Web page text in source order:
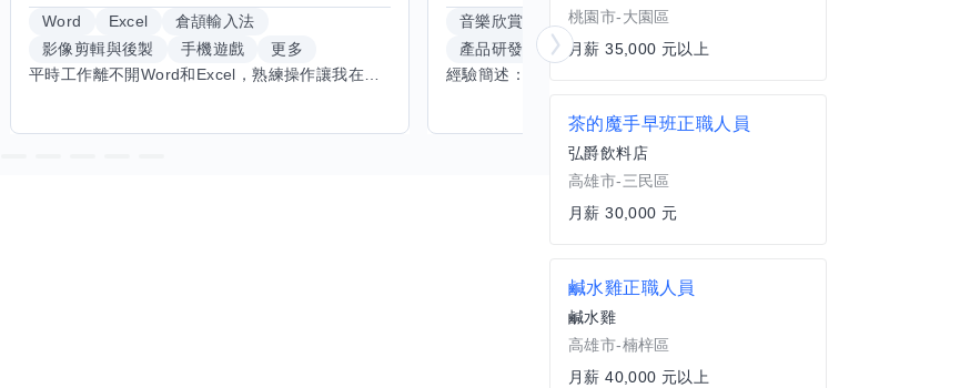
Word Excel
倉頡輸入法
影像剪輯與後製
手機遊戲
更多
平時工作離不開Word和Excel，熟練操作讓我在文件整理和數據處理上都得心應手，還能用倉頡輸入法快速打字。近期想挑戰英文學習，希望能透過交換技能一起進步！如果你英文流利，需要中文或電腦技巧輔助，歡迎找我搭檔，咱們一起歡樂學習，互相激勵，成為彼此的學習小夥伴！
音樂欣賞 顧問服務
遊戲設計
產品研發
跨部門協作
更多
桃園市-大園區
月薪 35,000 元以上
茶的魔手早班正職人員
弘爵飲料店
高雄市-三民區
月薪 30,000 元
鹹水雞正職人員
鹹水雞
高雄市-楠梓區
月薪 40,000 元以上